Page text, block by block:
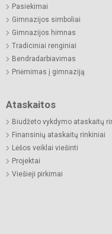
Pasiekimai
Gimnazijos simboliai
Gimnazijos himnas
Tradiciniai renginiai
Bendradarbiavimas
Priėmimas į gimnaziją
Ataskaitos
Biudžeto vykdymo ataskaitų
Finansinių ataskaitų rinkiniai
Lėšos veiklai viešinti
Projektai
Viešieji pirkimai